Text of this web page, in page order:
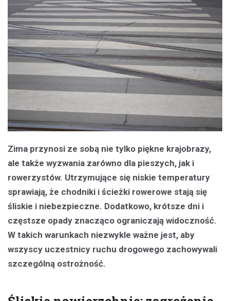
Zima przynosi ze sobą nie tylko piękne krajobrazy,
ale także wyzwania zarówno dla pieszych, jak i
rowerzystów. Utrzymujące się niskie temperatury
sprawiają, że chodniki i ścieżki rowerowe stają się
śliskie i niebezpieczne. Dodatkowo, krótsze dni i
częstsze opady znacząco ograniczają widoczność.
W takich warunkach niezwykle ważne jest, aby
wszyscy uczestnicy ruchu drogowego zachowywali
szczególną ostrożność.